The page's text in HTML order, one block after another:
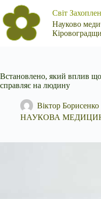
Перейти
до
вмісту
Світ
Науково
Встановлено, який вплив
справляє на людину
Віктор Борисенко
НАУКОВА